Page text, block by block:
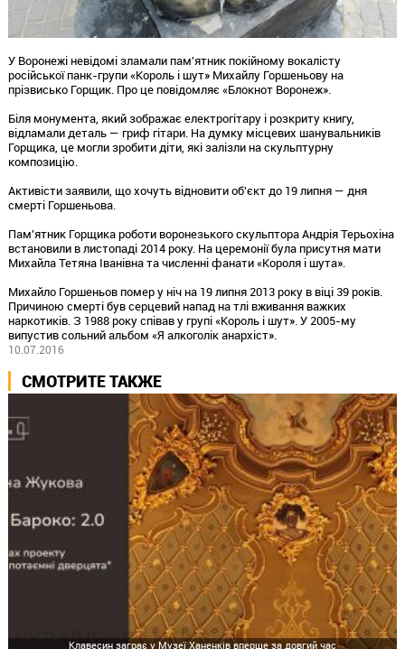
У Воронежі невідомі зламали пам'ятник покійному вокалісту
російської панк-групи «Король і шут» Михайлу Горшеньову на
прізвисько Горщик. Про це повідомляє «Блокнот Воронеж».
Біля монумента, який зображає електрогітару і розкриту книгу,
відламали деталь — гриф гітари. На думку місцевих шанувальників
Горщика, це могли зробити діти, які залізли на скульптурну
композицію.
Активісти заявили, що хочуть відновити об'єкт до 19 липня — дня
смерті Горшеньова.
Пам'ятник Горщика роботи воронезького скульптора Андрія Терьохіна
встановили в листопаді 2014 року. На церемонії була присутня мати
Михайла Тетяна Іванівна та численні фанати «Короля і шута».
Михайло Горшеньов помер у ніч на 19 липня 2013 року в віці 39 років.
Причиною смерті був серцевий напад на тлі вживання важких
наркотиків. З 1988 року співав у групі «Король і шут». У 2005-му
випустив сольний альбом «Я алкоголік анархіст».
10.07.2016
СМОТРИТЕ ТАКЖЕ
Клавесин заграє у Музеї Ханенків вперше за довгий час